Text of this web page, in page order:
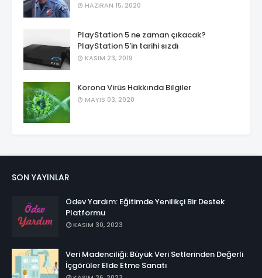
HAZIRAN 15, 2020
PlayStation 5 ne zaman çıkacak?
PlayStation 5'in tarihi sızdı
KASIM 23, 2019
Korona Virüs Hakkında Bilgiler
MAYIS 03, 2020
SON YAYINLAR
Ödev Yardım: Eğitimde Yenilikçi Bir Destek
Platformu
KASIM 30, 2023
Veri Madenciliği: Büyük Veri Setlerinden Değerli
İçgörüler Elde Etme Sanatı